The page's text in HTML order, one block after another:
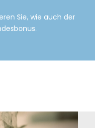
Sie, wie auch der